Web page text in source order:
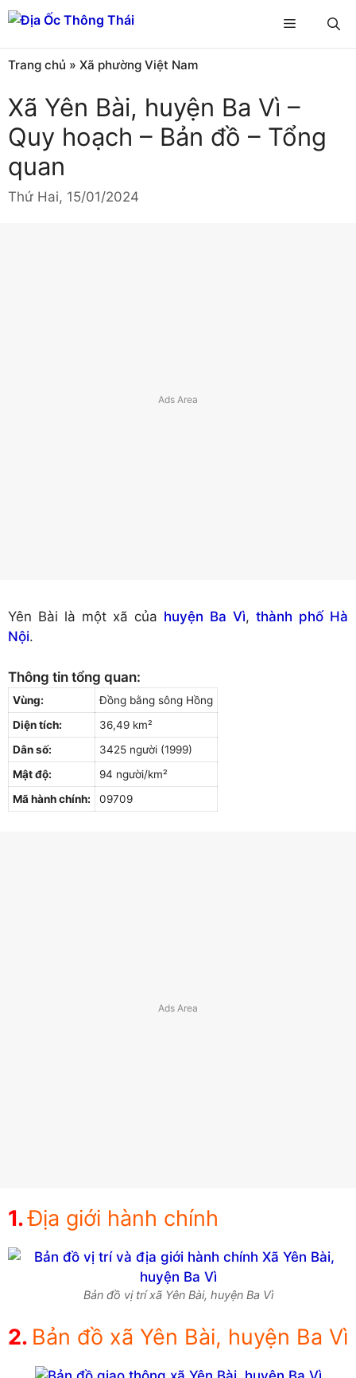
Chuyển
đến
nội
dung
Menu
Trang chủ » Xã phường Việt Nam
Xã Yên Bài, huyện Ba Vì –
Quy hoạch – Bản đồ – Tổng
quan
Thứ Hai, 15/01/2024
Yên Bài là một xã của huyện Ba Vì, thành phố Hà
Nội.
Thông tin tổng quan:
Vùng:
Đồng bằng sông Hồng
Diện tích:
36,49 km²
Dân số:
3425 người (1999)
Mật độ:
94 người/km²
Mã hành chính:
09709
Địa giới hành chính
Bản đồ vị trí xã Yên Bài, huyện Ba Vì
Bản đồ xã Yên Bài, huyện Ba Vì